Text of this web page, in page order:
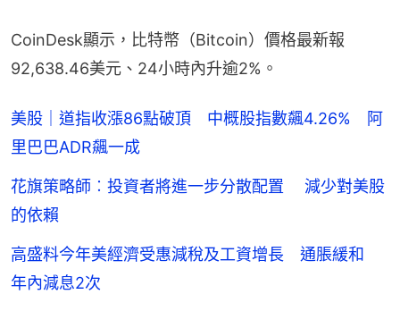
CoinDesk顯示，比特幣（Bitcoin）價格最新報
92,638.46美元、24小時內升逾2%。
美股｜道指收漲86點破頂 中概股指數飆4.26% 阿
里巴巴ADR飆一成
花旗策略師︰投資者將進一步分散配置 減少對美股
的依賴
高盛料今年美經濟受惠減稅及工資增長 通脹緩和
年內減息2次